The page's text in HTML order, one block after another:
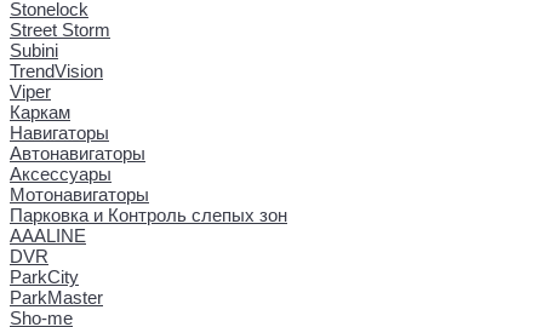
Stonelock
Street Storm
Subini
TrendVision
Viper
Каркам
Навигаторы
Автонавигаторы
Аксессуары
Мотонавигаторы
Парковка и Контроль слепых зон
AAALINE
DVR
ParkCity
ParkMaster
Sho-me